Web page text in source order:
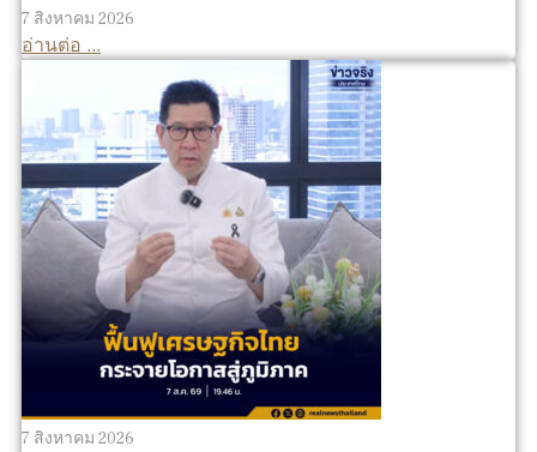
7 สิงหาคม 2026
อ่านต่อ ...
7 สิงหาคม 2026